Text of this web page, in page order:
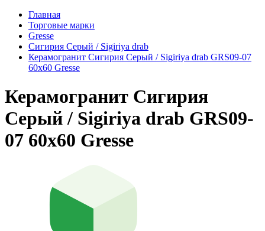
Главная
Торговые марки
Gresse
Сигирия Серый / Sigiriya drab
Керамогранит Сигирия Серый / Sigiriya drab GRS09-07
60х60 Gresse
Керамогранит Сигирия
Серый / Sigiriya drab GRS09-
07 60х60 Gresse